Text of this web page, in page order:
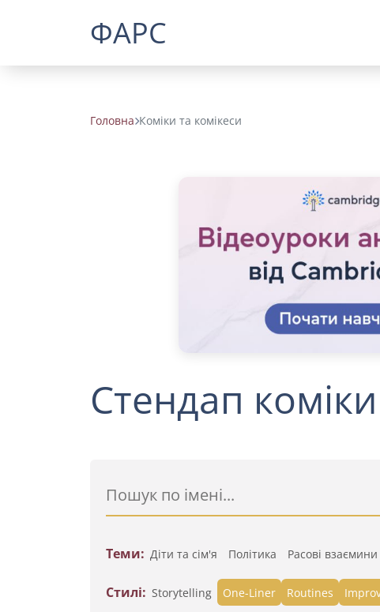
ФАРС
Головна Коміки та комікеси
Стендап
Теми: Діти та сім'я Політика Расові взаємини
Стилі: Storytelling One-Liner Routines